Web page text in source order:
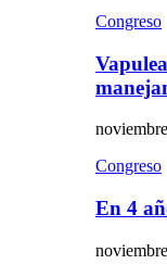
Congreso
Congreso
En 4